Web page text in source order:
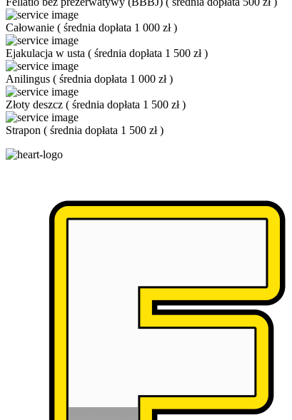
Całowanie ( średnia dopłata 1 000 zł)
Ejakulacja w usta ( średnia dopłata 1 500 zł)
Anilingus ( średnia dopłata 1 000 zł)
Złoty deszcz ( średnia dopłata 1 500 zł)
Strapon ( średnia dopłata 1 500 zł)